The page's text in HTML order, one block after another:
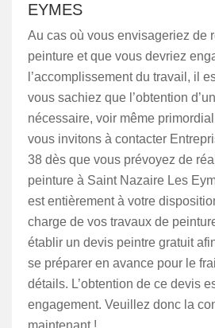
EYMES
Au cas où vous envisageriez de
peinture et que vous devriez
l’accomplissement du travail, il
vous sachiez que l’obtention
nécessaire, voir même
vous invitons à contacter
38 dès que vous prévoyez de
peinture à Saint Nazaire Les
est entièrement à votre
charge de vos travaux de
établir un devis peintre gratuit
se préparer en avance pour le
détails. L’obtention de ce devis
engagement. Veuillez donc la
maintenant !